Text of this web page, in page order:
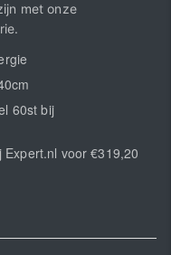
met onze
60st bij
voor €319,20